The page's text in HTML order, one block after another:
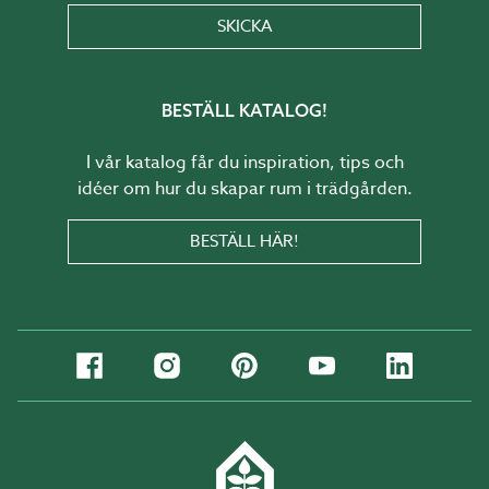
SKICKA
BESTÄLL KATALOG!
I vår katalog får du inspiration, tips och
idéer om hur du skapar rum i trädgården.
BESTÄLL HÄR!